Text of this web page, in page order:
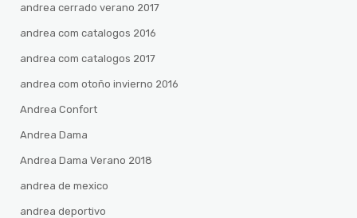
andrea cerrado verano 2017
andrea com catalogos 2016
andrea com catalogos 2017
andrea com otoño invierno 2016
Andrea Confort
Andrea Dama
Andrea Dama Verano 2018
andrea de mexico
andrea deportivo